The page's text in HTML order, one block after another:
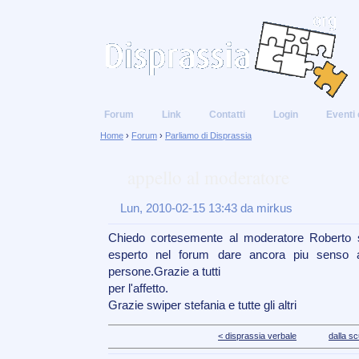
Forum Link Contatti Login Eventi
Home › Forum › Parliamo di Disprassia
Lun, 2010-02-15 13:43 da mirkus
Chiedo cortesemente al moderatore
esperto nel forum dare ancora piu
persone.Grazie a tutti
per l'affetto.
Grazie swiper stefania e tutte gli altri
< disprassia verbale dalla